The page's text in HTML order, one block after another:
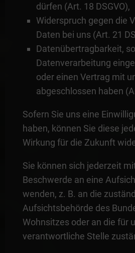
dürfen (Art. 18 DSGVO),
Widerspruch gegen die
Daten bei uns (Art. 21
Datenübertragbarkeit,
Datenverarbeitung
oder einen Vertrag mit
abgeschlossen haben
Sofern Sie uns eine
haben, können Sie diese
Wirkung für die Zukunft
Sie können sich jederzeit
Beschwerde an eine
wenden, z. B. an die
Aufsichtsbehörde des
Wohnsitzes oder an die für
verantwortliche Stelle